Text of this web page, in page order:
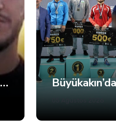
Büyükakın’dan Net Mesaj: 2028’e Hazırız